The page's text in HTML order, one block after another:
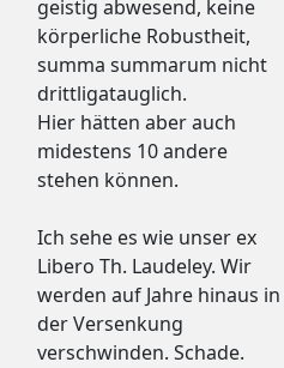
geistig abwesend, keine
körperliche Robustheit,
summa summarum nicht
drittligatauglich.
Hier hätten aber auch
midestens 10 andere
stehen können.
Ich sehe es wie unser ex
Libero Th. Laudeley. Wir
werden auf Jahre hinaus in
der Versenkung
verschwinden. Schade.